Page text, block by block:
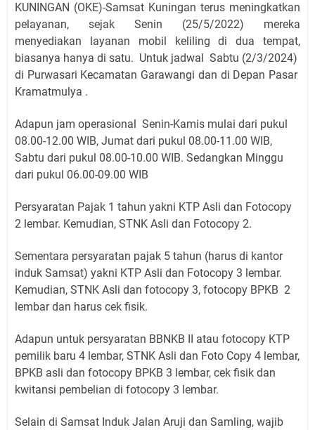
KUNINGAN (OKE)-Samsat Kuningan terus meningkatkan
pelayanan, sejak Senin (25/5/2022) mereka
menyediakan layanan mobil keliling di dua tempat,
biasanya hanya di satu. Untuk jadwal Sabtu (2/3/2024)
di Purwasari Kecamatan Garawangi dan di Depan Pasar
Kramatmulya .
Adapun jam operasional Senin-Kamis mulai dari pukul
08.00-12.00 WIB, Jumat dari pukul 08.00-11.00 WIB,
Sabtu dari pukul 08.00-10.00 WIB. Sedangkan Minggu
dari pukul 06.00-09.00 WIB
Persyaratan Pajak 1 tahun yakni KTP Asli dan Fotocopy
2 lembar. Kemudian, STNK Asli dan Fotocopy 2.
Sementara persyaratan pajak 5 tahun (harus di kantor
induk Samsat) yakni KTP Asli dan Fotocopy 3 lembar.
Kemudian, STNK Asli dan fotocopy 3, fotocopy BPKB 2
lembar dan harus cek fisik.
Adapun untuk persyaratan BBNKB II atau fotocopy KTP
pemilik baru 4 lembar, STNK Asli dan Foto Copy 4 lembar,
BPKB asli dan fotocopy BPKB 3 lembar, cek fisik dan
kwitansi pembelian di fotocopy 3 lembar.
Selain di Samsat Induk Jalan Aruji dan Samling, wajib